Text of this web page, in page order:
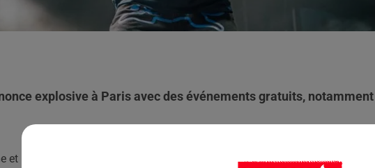
explosive à Paris avec des événements gratuits,
et Paris s'apprête à vibrer. Spotify organise une soirée gratuite place de la